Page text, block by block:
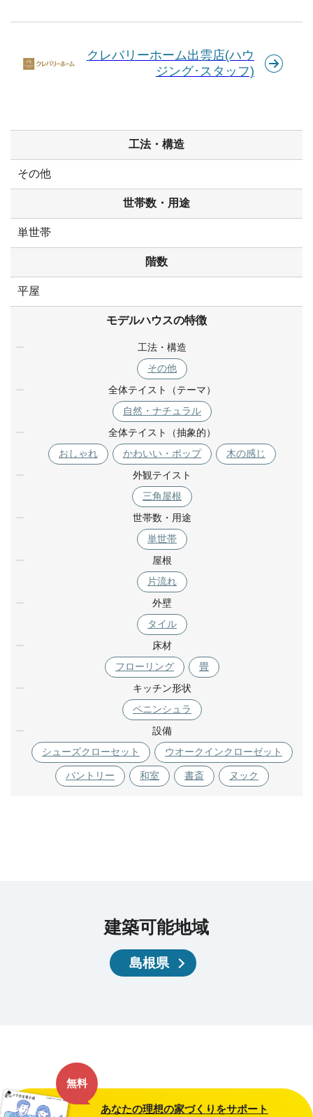
クレバリーホーム出雲店(ハウ
ジング･スタッフ)
工法・構造
その他
世帯数・用途
単世帯
階数
平屋
モデルハウスの特徴
工法・構造
その他
全体テイスト（テーマ）
自然・ナチュラル
全体テイスト（抽象的）
おしゃれ
かわいい・ポップ
木の感じ
外観テイスト
三角屋根
世帯数・用途
単世帯
屋根
片流れ
外壁
タイル
床材
フローリング
畳
キッチン形状
ペニンシュラ
設備
シューズクローセット
ウオークインクローゼット
パントリー 和室 書斎 ヌック
建築可能地域
島根県
無料
あなたの理想の家づくりをサポート